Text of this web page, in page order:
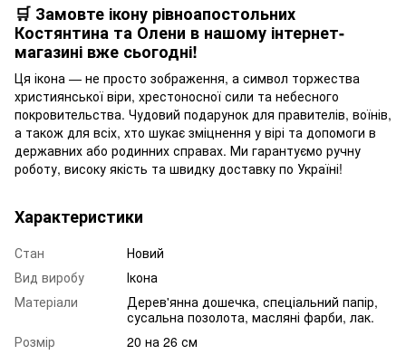
🛒 Замовте ікону рівноапостольних
Костянтина та Олени в нашому інтернет-
магазині вже сьогодні!
Ця ікона — не просто зображення, а символ торжества
християнської віри, хрестоносної сили та небесного
покровительства. Чудовий подарунок для правителів, воїнів,
а також для всіх, хто шукає зміцнення у вірі та допомоги в
державних або родинних справах. Ми гарантуємо ручну
роботу, високу якість та швидку доставку по Україні!
Характеристики
Стан
Новий
Вид виробу
Ікона
Матеріали
Дерев'янна дошечка, спеціальний папір,
сусальна позолота, масляні фарби, лак.
Розмір
20 на 26 см